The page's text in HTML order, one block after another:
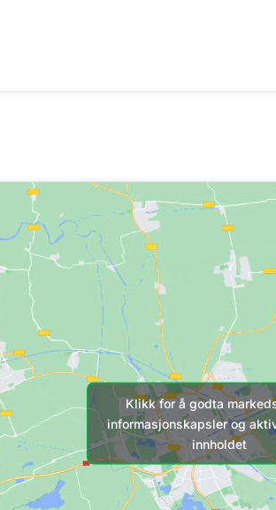
Klikk for å godta
informasjonskapsler og
innholdet